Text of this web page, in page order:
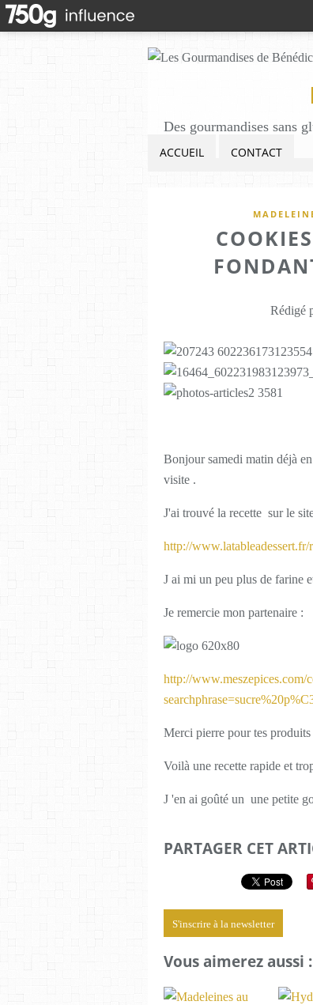
ACCUEIL CONTACT
Rédigé
Bonjour samedi matin déjà
visite .
J'ai trouvé la recette sur le
http://www.latableadessert.fr/
J ai mi un peu plus de farine
Je remercie mon partenaire :
http://www.meszepices.com/
Merci pierre pour tes produits
Voilà une recette rapide et
J 'en ai goûté un une petite
PARTAGER CET
S'inscrire à la newsletter
Vous aimerez aussi :